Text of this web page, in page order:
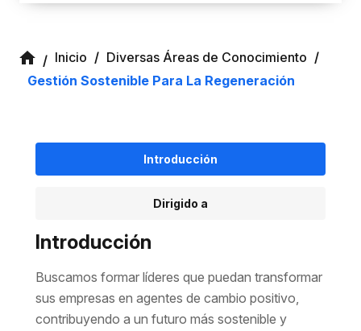
Inicio
Diversas Áreas de Conocimiento
Gestión Sostenible Para La Regeneración
Introducción
Dirigido a
Introducción
Buscamos formar líderes que puedan transformar
sus empresas en agentes de cambio positivo,
contribuyendo a un futuro más sostenible y